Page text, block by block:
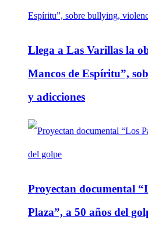
Llega a Las Varillas la
Mancos de Espíritu”,
y adicciones
Proyectan documental
Plaza”, a 50 años del